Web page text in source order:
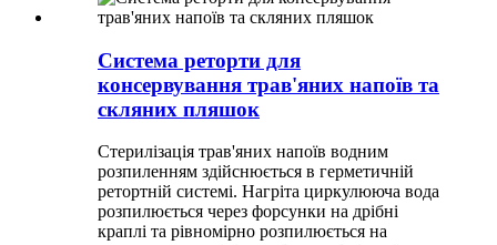
Система реторти для
консервування трав'яних напоїв та
скляних пляшок
Стерилізація трав'яних напоїв водним
розпиленням здійснюється в герметичній
ретортній системі. Нагріта циркулююча вода
розпилюється через форсунки на дрібні
краплі та рівномірно розпилюється на